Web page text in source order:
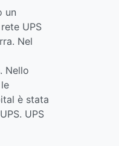
un
UPS
Nel
Nello
è stata
UPS